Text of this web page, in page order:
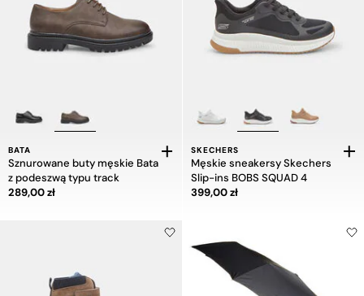
BATA
Sznurowane buty męskie Bata
z podeszwą typu track
Cena 289,00 zł
289,00 zł
SKECHERS
Męskie sneakersy Skechers
Slip-ins BOBS SQUAD 4
Cena 399,00 zł
399,00 zł